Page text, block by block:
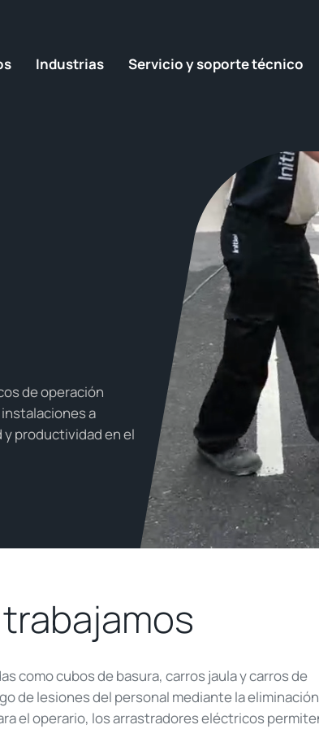
Industrias Servicio y soporte técnico
de operación
a
y productividad en el
como cubos de basura, carros jaula y carros de
de lesiones del personal mediante la eliminación
el operario, los arrastradores eléctricos